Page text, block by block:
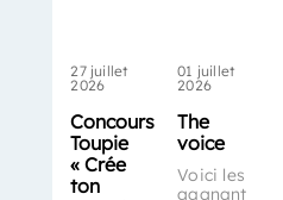
27 juillet
2026
Concours
Toupie
« Crée
ton
01 juillet
2026
The
voice
Voici les
gagnant